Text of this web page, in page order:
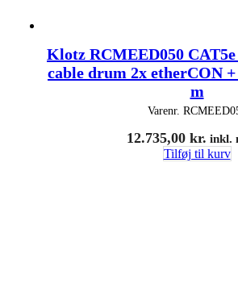
Klotz RCMEED050
cable drum 2x etherCON
m
Varenr.
12.735,00 kr. inkl.
Tilføj til kurv